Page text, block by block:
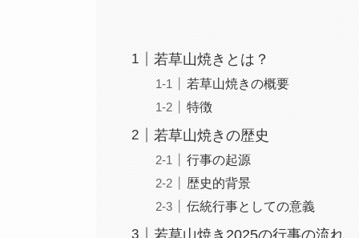
若草山焼きとは？
若草山焼きの概要
特徴
若草山焼きの歴史
行事の起源
歴史的背景
伝統行事としての意義
若草山焼き2025の行事の流れ